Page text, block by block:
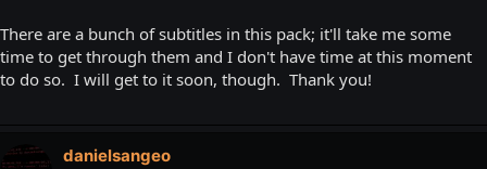
There are a bunch of subtitles in this pack; it'll take me some
time to get through them and I don't have time at this moment
to do so. I will get to it soon, though. Thank you!
danielsangeo